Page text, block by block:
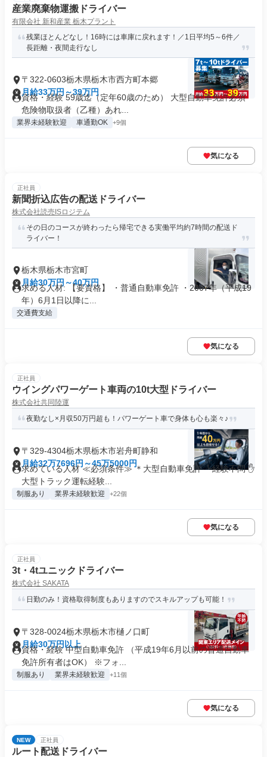
産業廃棄物運搬ドライバー
有限会社 新和産業 栃木プラント
残業ほとんどなし！16時には車庫に戻れます！／1日平均5～6件／
長距離・夜間走行なし
〒322-0603栃木県栃木市西方町本郷
月給33万円～39万円
資格・経験 59歳迄（定年60歳のため） 大型自動車免許必須
危険物取扱者（乙種）あれ...
業界未経験歓迎 車通勤OK +9個
気になる
正社員
新聞折込広告の配送ドライバー
株式会社読売ISロジテム
その日のコースが終わったら帰宅できる実働平均約7時間の配送ド
ライバー！
栃木県栃木市宮町
月給30万円～40万円
求める人材: 【要資格】 ・普通自動車免許 ・2007年（平成19
年）6月1日以降に...
交通費支給
気になる
正社員
ウイングパワーゲート車両の10t大型ドライバー
株式会社共同陸運
夜勤なし×月収50万円超も！パワーゲート車で身体も心も楽々♪
〒329-4304栃木県栃木市岩舟町静和
月給32万7696円～45万5000円
求めている人材 ≪必須条件≫ ＊大型自動車免許 ┗経験不問 ✋
大型トラック運転経験...
制服あり 業界未経験歓迎 +22個
気になる
正社員
3t・4tユニックドライバー
株式会社 SAKATA
日勤のみ！資格取得制度もありますのでスキルアップも可能！
〒328-0024栃木県栃木市樋ノ口町
月給30万円以上
資格・経験 中型自動車免許 （平成19年6月以前の普通自動車
免許所有者はOK） ※フォ...
制服あり 業界未経験歓迎 +11個
気になる
NEW 正社員
ルート配送ドライバー